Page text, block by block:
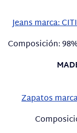
Jeans marca:
Composición:
Zapatos